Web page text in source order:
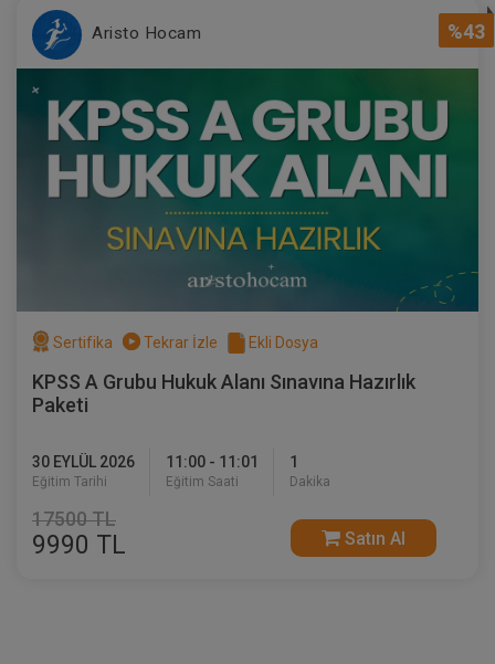
%43
Aristo Hocam
Sertifika Tekrar İzle Ekli Dosya
KPSS A Grubu Hukuk Alanı Sınavına Hazırlık
Paketi
30 EYLÜL 2026
Eğitim Tarihi
11:00 - 11:01
Eğitim Saati
1
Dakika
17500 TL
9990 TL Satın Al